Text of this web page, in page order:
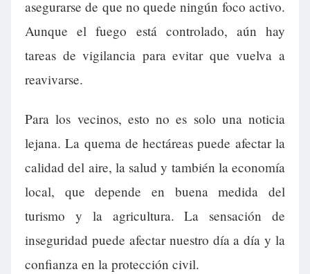
asegurarse de que no quede ningún foco activo.
Aunque el fuego está controlado, aún hay
tareas de vigilancia para evitar que vuelva a
reavivarse.
Para los vecinos, esto no es solo una noticia
lejana. La quema de hectáreas puede afectar la
calidad del aire, la salud y también la economía
local, que depende en buena medida del
turismo y la agricultura. La sensación de
inseguridad puede afectar nuestro día a día y la
confianza en la protección civil.